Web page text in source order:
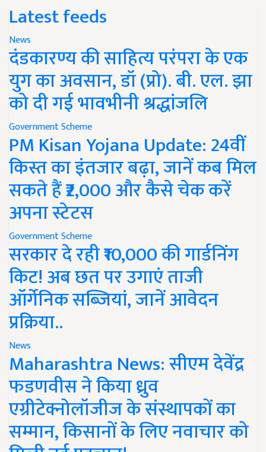
Latest feeds
News
दंडकारण्य की साहित्य परंपरा के एक
युग का अवसान, डॉ (प्रो). बी. एल. झा
को दी गई भावभीनी श्रद्धांजलि
Government Scheme
PM Kisan Yojana Update: 24वीं
किस्त का इंतजार बढ़ा, जानें कब मिल
सकते हैं ₹2,000 और कैसे चेक करें
अपना स्टेटस
Government Scheme
सरकार दे रही ₹10,000 की गार्डनिंग
किट! अब छत पर उगाएं ताजी
ऑर्गेनिक सब्जियां, जानें आवेदन
प्रक्रिया..
News
Maharashtra News: सीएम देवेंद्र
फडणवीस ने किया ध्रुव
एग्रीटेक्नोलॉजीज के संस्थापकों का
सम्मान, किसानों के लिए नवाचार को